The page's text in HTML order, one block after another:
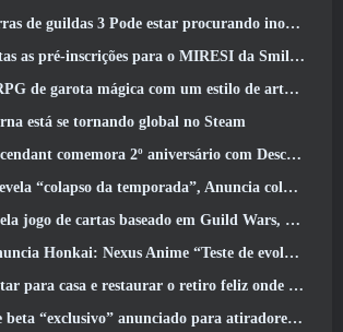
guildas 3 Pode estar procurando inovar no espaço MMO
pré-inscrições para o MIRESI da Smilegate: Futuro Invisível
com um estilo de arte inspirado em anime dos anos 90 em desenvolvimento
está se tornando global no Steam
comemora 2º aniversário com Descendant Fest 2026 Fluxo
da temporada”, Anuncia colaboração Rainbow Six Siege
jogo de cartas baseado em Guild Wars, Enevoado
Honkai: Nexus Anime “Teste de evolução”
casa e restaurar o retiro feliz onde os ventos se encontram
anunciado para atiradores de sobrevivência em equipe